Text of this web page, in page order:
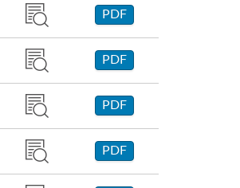
PDF
PDF
PDF
PDF